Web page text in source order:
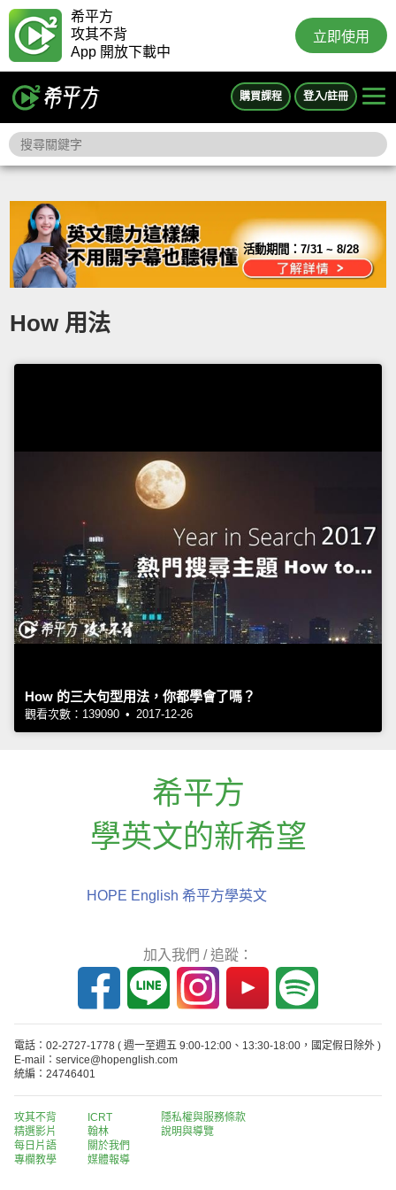
希平方
攻其不背
App 開放下載中
立即使用
購買課程 登入/註冊
活動期間：7/31 ~ 8/28
How 用法
How 的三大句型用法，你都學會了嗎？
觀看次數：139090 • 2017-12-26
希平方
學英文的新希望
HOPE English 希平方學英文
加入我們 / 追蹤：
電話：02-2727-1778 ( 週一至週五 9:00-12:00、13:30-18:00，國定假日除外 )
E-mail：service@hopenglish.com
統編：24746401
攻其不背
精選影片
每日片語
專欄教學
ICRT
翰林
關於我們
媒體報導
隱私權與服務條款
說明與導覽